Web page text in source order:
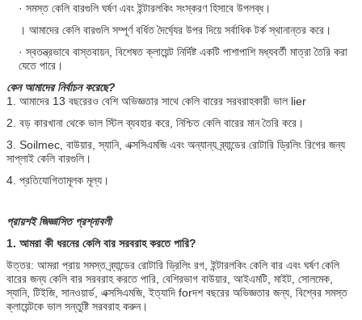
· সমস্ত কেলি বারগুলি ঘর্ষণ এবং ইন্টারলকিং সংস্করণ হিসাবে উপলব্ধ।
। আমাদের কেলি বারগুলি সম্পূর্ণ বর্ধিত দৈর্ঘ্যের উপর দিয়ে সর্বাধিক টর্ক স্থানান্তর করে।
· স্বতন্ত্রভাবে বাস্তবায়ন, বিশেষত ক্লায়েন্ট নির্দিষ্ট একটি পাশাপাশি মধ্যবর্তী মাত্রা তৈরি করা
যেতে পারে।
কেন আমাদের নির্বাচন করেছে?
1. আমাদের 13 বছরেরও বেশি অভিজ্ঞতার সাথে কেলি বারের সরবরাহকারী ভাল lier
2. বড় কারখানা থেকে ভাল স্টিল ব্যবহার করে, নিশ্চিত কেলি বারের মান তৈরি করে।
3. Soilmec, বাউয়ার, স্যানি, এক্সসিএমজি এবং অন্যান্য ব্র্যান্ডের রোটারি ড্রিলিং রিগের জন্য
সাপ্লাই কেলি বারগুলি।
4. প্রতিযোগিতামূলক মূল্য।
প্রায়শই জিজ্ঞাসিত প্রশ্নাবলী
1. আমরা কী ধরনের কেলি বার সরবরাহ করতে পারি?
উত্তর: আমরা প্রায় সমস্ত ব্র্যান্ডের রোটারি ড্রিলিং রগ, ইন্টারলকিং কেলি বার এবং ঘর্ষণ কেলি
বারের জন্য কেলি বার সরবরাহ করতে পারি, বেশিরভাগ বাউয়ার, আইএমটি, মাইট, সোলমেক,
স্যানি, টিইজি, সানওয়ার্ড, এক্সসিএমজি, ইত্যাদি forদশ বছরের অভিজ্ঞতার জন্য, বিশ্বের সমস্ত
ক্লায়েন্টকে ভাল সন্তুষ্টি সরবরাহ করুন।